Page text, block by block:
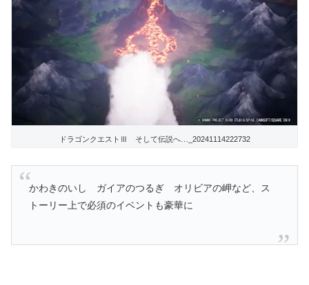
ドラゴンクエストⅢ そして伝説へ…_20241114222732
かわきのいし ガイアのつるぎ オリビアの岬など、ス
トーリー上で必須のイベントも豪華に